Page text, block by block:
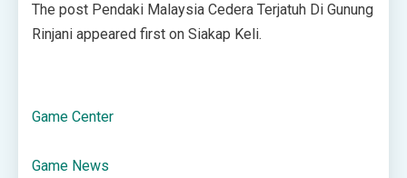
The post Pendaki Malaysia Cedera Terjatuh Di Gunung
Rinjani appeared first on Siakap Keli.
Game Center
Game News